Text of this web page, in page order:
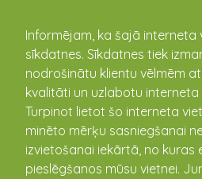
Informējam, ka šajā
sīkdatnes. Sīkdatnes tiek
nodrošinātu klientu vēlmēm
kvalitāti un uzlabotu interneta
Turpinot lietot šo interneta
minēto mērķu sasniegšanai
izvietošanai iekārtā, no kuras
pieslēgšanos mūsu vietnei.
kandava.lv
PASĀKUMU
KALENDĀRS